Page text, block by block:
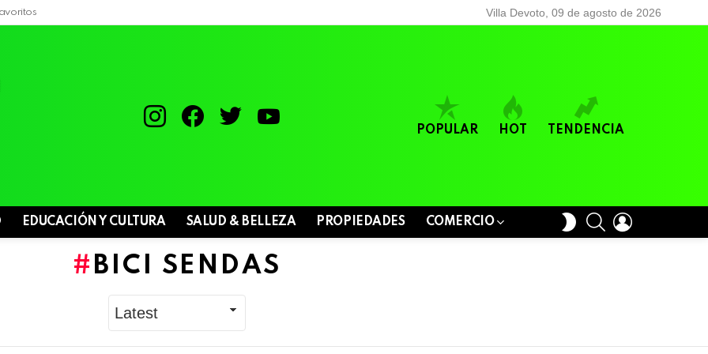
Villa Devoto, 09 de agosto de 2026
POPULAR HOT TENDENCIA
EDUCACIÓN Y CULTURA SALUD & BELLEZA PROPIEDADES COMERCIO
SWITCH
SKIN
BUSCAR
BICI SENDAS